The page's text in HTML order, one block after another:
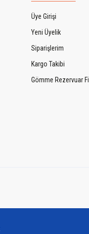
Üye Girişi
Yeni Üyelik
Siparişlerim
Kargo Takibi
Gömme Rezervuar